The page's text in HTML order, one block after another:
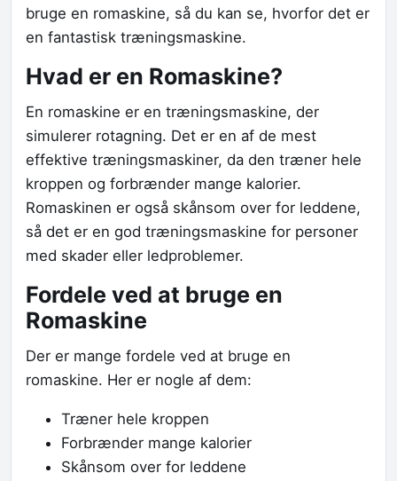
bruge en romaskine, så du kan se, hvorfor det er
en fantastisk træningsmaskine.
Hvad er en Romaskine?
En romaskine er en træningsmaskine, der
simulerer rotagning. Det er en af de mest
effektive træningsmaskiner, da den træner hele
kroppen og forbrænder mange kalorier.
Romaskinen er også skånsom over for leddene,
så det er en god træningsmaskine for personer
med skader eller ledproblemer.
Fordele ved at bruge en
Romaskine
Der er mange fordele ved at bruge en
romaskine. Her er nogle af dem:
Træner hele kroppen
Forbrænder mange kalorier
Skånsom over for leddene